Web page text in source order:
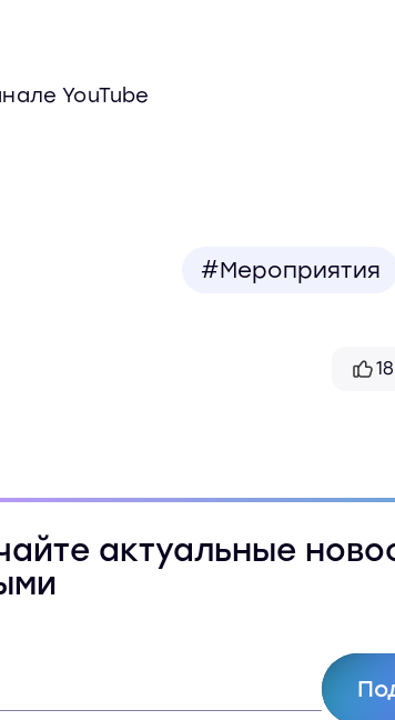
YouTube
#Мероприятия
18
актуальные